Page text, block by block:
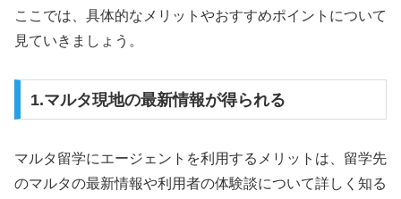
ここでは、具体的なメリットやおすすめポイントについて
見ていきましょう。
1.マルタ現地の最新情報が得られる
マルタ留学にエージェントを利用するメリットは、留学先
のマルタの最新情報や利用者の体験談について詳しく知る